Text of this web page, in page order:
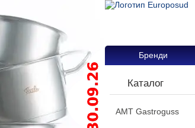
Бренди
Каталог
AMT Gastroguss